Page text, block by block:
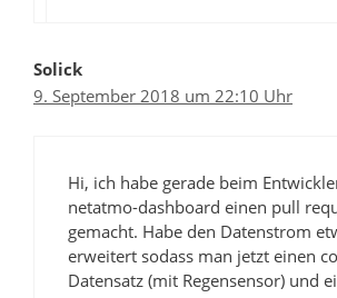
Solick
9. September 2018 um 22:10 Uhr
Hi, ich habe gerade beim
netatmo-dashboard einen pull
gemacht. Habe den Datenstrom
erweitert sodass man jetzt einen
Datensatz (mit Regensensor) und